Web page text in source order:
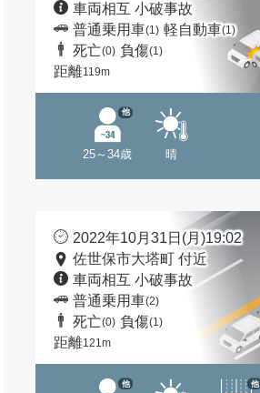
車両相互 小破事故
普通乗用車(1) 軽自動車(1)
死亡(0) 負傷(1)
距離119m
25～34歳
他
晴
2022年10月31日(月)19:02
佐世保市大塔町 付近
車両相互 小破事故
普通乗用車(2)
死亡(0) 負傷(1)
距離121m
他 他